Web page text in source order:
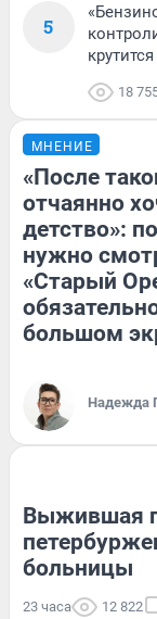
5
18
МНЕНИЕ
«После
отчаянно
детство»:
нужно
«Старый
большом
Надежда
Выжившая
больницы
23 часа 12 822